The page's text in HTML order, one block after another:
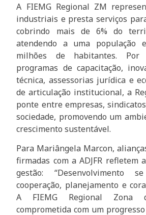
A FIEMG Regional ZM
industriais e presta serviços
cobrindo mais de 6% do
atendendo a uma população
milhões de habitantes.
programas de capacitação,
técnica, assessorias jurídica e
de articulação institucional, a
ponte entre empresas,
sociedade, promovendo um
crescimento sustentável.
Para Mariângela Marcon,
firmadas com a ADJFR refletem
gestão: “Desenvolvimento
cooperação, planejamento e
A FIEMG Regional Zona
comprometida com um